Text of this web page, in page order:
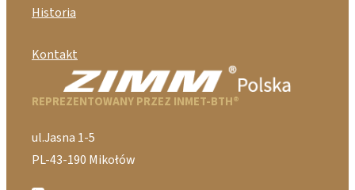
Historia
Kontakt
REPREZENTOWANY PRZEZ INMET-BTH®
ul.Jasna 1-5
PL-43-190 Mikołów